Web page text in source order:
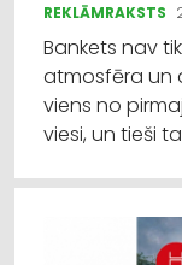
REKLĀMRAKSTS
Bankets nav
atmosfēra un
viens no
viesi, un tieši